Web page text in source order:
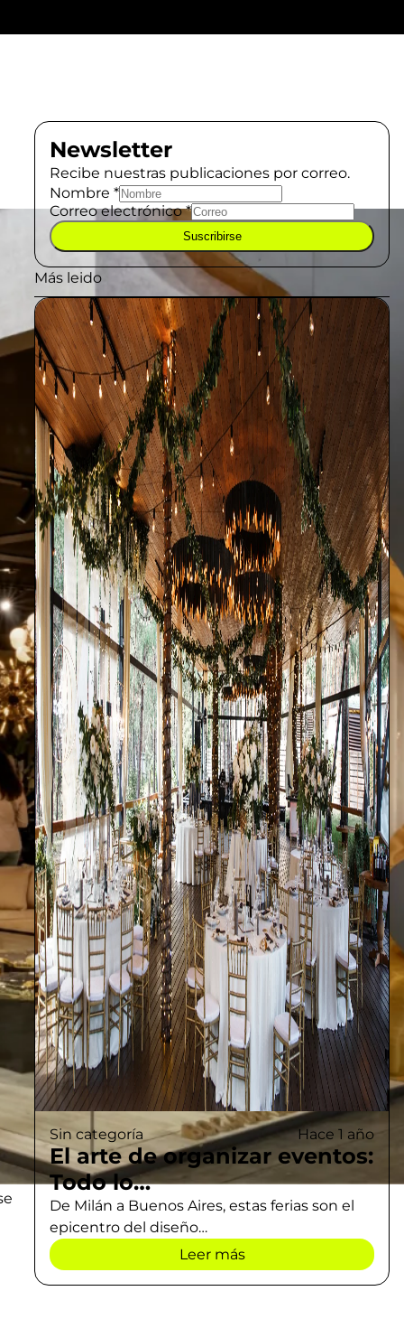
Newsletter
Recibe nuestras publicaciones por correo.
Nombre*
Correo electrónico*
Suscribirse
Más leido
Sin categoría Hace 1 año
El arte de organizar eventos:
Todo lo…
De Milán a Buenos Aires, estas ferias son el
epicentro del diseño…
Leer más